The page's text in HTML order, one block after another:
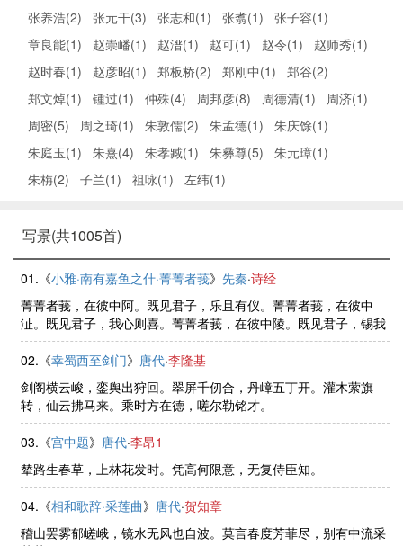
张养浩(2)
张元干(3) 张志和(1) 张翥(1)
张子容(1)
章良能(1)
赵崇嶓(1) 赵溍(1) 赵可(1) 赵令(1)
赵师秀(1)
赵时春(1)
赵彦昭(1) 郑板桥(2) 郑刚中(1)
郑谷(2)
郑文焯(1)
锺过(1) 仲殊(4) 周邦彦(8) 周德清(1)
周济(1)
周密(5)
周之琦(1) 朱敦儒(2) 朱孟德(1)
朱庆馀(1)
朱庭玉(1)
朱熹(4) 朱孝臧(1) 朱彝尊(5)
朱元璋(1)
朱栴(2)
子兰(1) 祖咏(1) 左纬(1)
写景(共1005首)
01.《小雅·南有嘉鱼之什·菁菁者莪》先秦·诗经
菁菁者莪，在彼中阿。既见君子，乐且有仪。菁菁者莪，在彼中
沚。既见君子，我心则喜。菁菁者莪，在彼中陵。既见君子，锡我
百朋。泛泛杨舟，载沉载浮。既见君子，我心则休。
02.《幸蜀西至剑门》 唐代·李隆基
剑阁横云峻，銮舆出狩回。翠屏千仞合，丹嶂五丁开。灌木萦旗
转，仙云拂马来。乘时方在德，嗟尔勒铭才。
03.《宫中题》 唐代·李昂1
辇路生春草，上林花发时。凭高何限意，无复侍臣知。
04.《相和歌辞·采莲曲》 唐代·贺知章
稽山罢雾郁嵯峨，镜水无风也自波。莫言春度芳菲尽，别有中流采